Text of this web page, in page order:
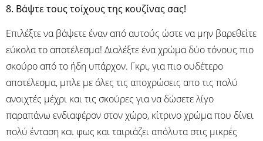
8. Βάψτε τους τοίχους της κουζίνας σας!
Επιλέξτε να βάψετε έναν από αυτούς ώστε να μην βαρεθείτε
εύκολα το αποτέλεσμα! Διαλέξτε ένα χρώμα δύο τόνους πιο
σκούρο από το ήδη υπάρχον. Γκρι, για πιο ουδέτερο
αποτέλεσμα, μπλε με όλες τις αποχρώσεις απο τις πολύ
ανοιχτές μέχρι και τις σκούρες για να δώσετε λίγο
παραπάνω ενδιαφέρον στον χώρο, κίτρινο χρώμα που δίνει
πολύ ένταση και φως και ταιριάζει απόλυτα στις μικρές